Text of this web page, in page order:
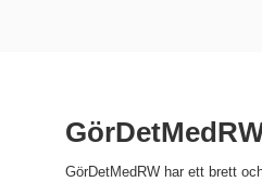
GörDetMedRW har ett brett